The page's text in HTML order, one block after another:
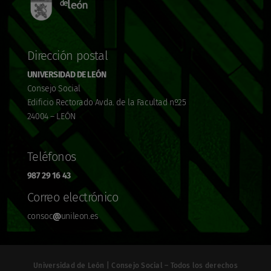
Dirección postal
UNIVERSIDAD DE LEÓN
Consejo Social
Edificio Rectorado Avda. de la Facultad nº25
24004 – LEÓN
Teléfonos
987 29 16 43
Correo electrónico
consoc@unileon.es
Universidad de León | Consejo Social – Todos los derechos